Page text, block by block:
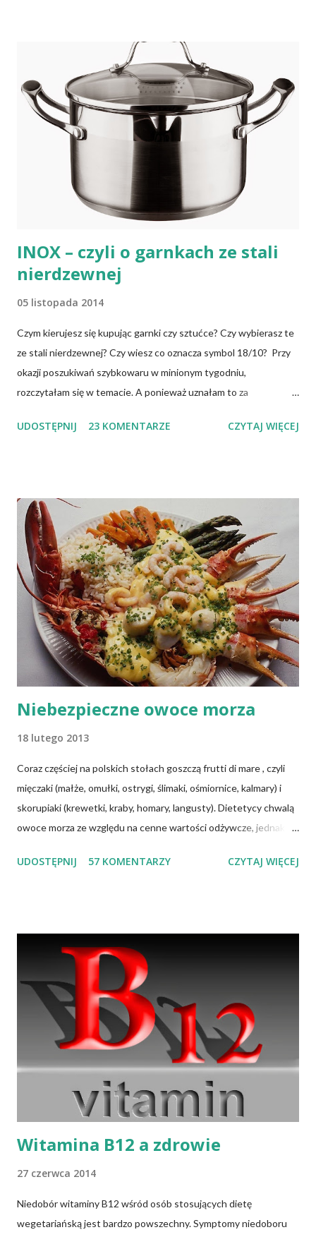
weganie (ludzie, którzy nie spożywają mięsa i produktów
pochodzenia zwierzęcego), laktoowowegetarianie (osoby, które
nie spożywają produktów mięsnych, ale włączają do diety
produkty pochodzenia zwierzęcego, takie jak mleko, przetwory
mleczne i jajka), osoby po 50 roku życia, niezależnie od ich diety,
osoby, które poddały się operacji żołądka lub którym wycięto
dolną część jelita cienkiego, a także osoby chorujące na AIDS.
Inni, w tym np. osoby chorujące na cukrzycę, a także każ...
INOX – czyli o garnkach ze stali
nierdzewnej
05 listopada 2014
Czym kierujesz się kupując garnki czy sztućce? Czy wybierasz te
ze stali nierdzewnej? Czy wiesz co oznacza symbol 18/10? Przy
okazji poszukiwań szybkowaru w minionym tygodniu,
rozczytałam się w temacie. A ponieważ uznałam to za
różnych materiałów odpornych na wysoką temperaturę i
ceramiki (w tym gliny). Niewątpliwie, naczynia do naszej kuchni
powinny być mądrze wybrane, ponieważ używając
nieodpowiednich naczyń, łatwo o kłopoty ze zdrowiem .
UDOSTĘPNIJ 23 KOMENTARZE CZYTAJ WIĘCEJ
Niebezpieczne owoce morza
18 lutego 2013
Coraz częściej na polskich stołach goszczą frutti di mare , czyli
mięczaki (małże, omułki, ostrygi, ślimaki, ośmiornice, kalmary) i
skorupiaki (krewetki, kraby, homary, langusty). Dietetycy chwalą
owoce morza ze względu na cenne wartości odżywcze, jednak
owoców morza staje się w Polsce coraz popularniejsze, a więc i
człowieka — śmiertelność może sięgać 50 proc. przypadków.
Dlaczego tak się dzieje? Po pierwsze, zatrucia są spowodowane
zanieczyszczeniem środowiska życia tych stworzeń fekaliami
ludzkimi, w których mogą być obecne bakterie z rodzaju
Salmonella lub Clostridium. Po drugie, większość owoców morza
to filtratory — działają jak bardzo wydajny filtr wody. Można to
sprawdzić, wrzucając małża do akwarium, w którym dawno nie
wymieniano wody ...
UDOSTĘPNIJ 57 KOMENTARZY CZYTAJ WIĘCEJ
Witamina B12 a zdrowie
27 czerwca 2014
Niedobór witaminy B12 wśród osób stosujących dietę
wegetariańską jest bardzo powszechny. Symptomy niedoboru